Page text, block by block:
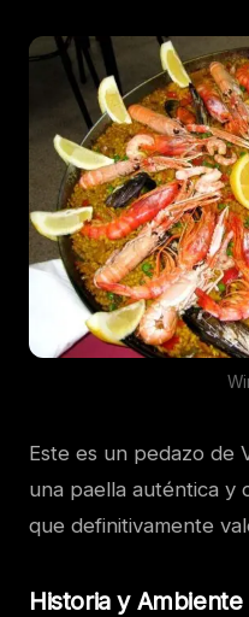
Este es un pedazo de
una paella auténtica y
que definitivamente
Historia y Ambiente